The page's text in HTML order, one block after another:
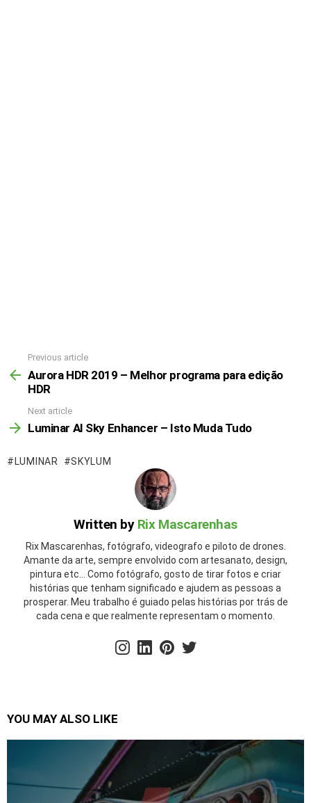
Previous article
Aurora HDR 2019 – Melhor programa para edição
HDR
Next article
Luminar AI Sky Enhancer – Isto Muda Tudo
LUMINAR SKYLUM
Written by Rix Mascarenhas
Rix Mascarenhas, fotógrafo, videografo e piloto de drones.
Amante da arte, sempre envolvido com artesanato, design,
pintura etc... Como fotógrafo, gosto de tirar fotos e criar
histórias que tenham significado e ajudem as pessoas a
prosperar. Meu trabalho é guiado pelas histórias por trás de
cada cena e que realmente representam o momento.
YOU MAY ALSO LIKE